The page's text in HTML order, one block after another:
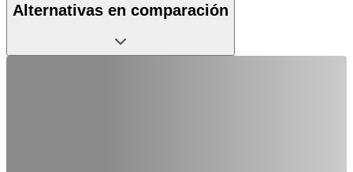
Alternativas en comparación